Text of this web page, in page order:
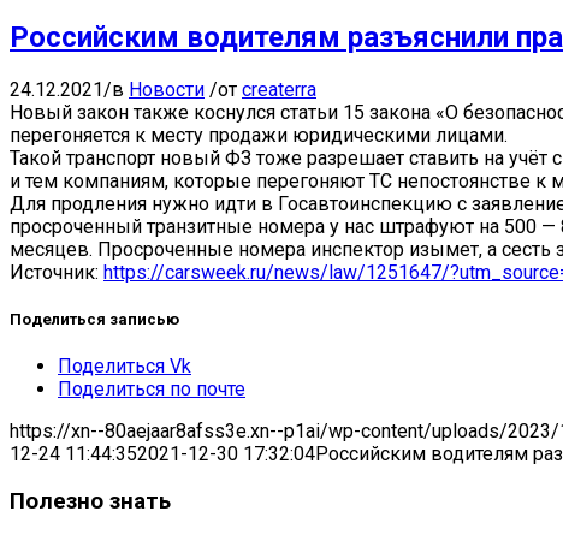
Российским водителям разъяснили
24.12.2021/в Новости /от createrra
Новый закон также коснулся статьи 15 закона «О
перегоняется к месту продажи юридическими лицами.
Такой транспорт новый ФЗ тоже разрешает ставить на
и тем компаниям, которые перегоняют ТС непостоянстве
Для продления нужно идти в Госавтоинспекцию с
просроченный транзитные номера у нас штрафуют на 500
месяцев. Просроченные номера инспектор изымет, а сесть
Источник: https://carsweek.ru/news/law/1251647/
Поделиться записью
Поделиться Vk
Поделиться по почте
https://xn--80aejaar8afss3e.xn--p1ai/wp-content/uploads/
12-24 11:44:352021-12-30 17:32:04Российским водителям
Полезно знать